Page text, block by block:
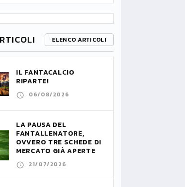
ELENCO ARTICOLI
IL FANTACALCIO
RIPARTE!
06/08/2026
LA PAUSA DEL
FANTALLENATORE,
OVVERO TRE SCHEDE DI
MERCATO GIÀ APERTE
21/07/2026